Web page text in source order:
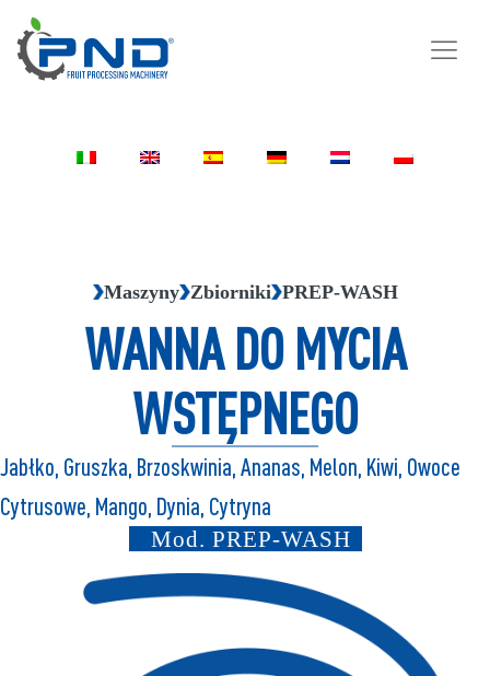
Maszyny Zbiorniki PREP-WASH
WANNA DO MYCIA
WSTĘPNEGO
Jabłko, Gruszka, Brzoskwinia, Ananas, Melon, Kiwi, Owoce
Cytrusowe, Mango, Dynia, Cytryna
Mod. PREP-WASH